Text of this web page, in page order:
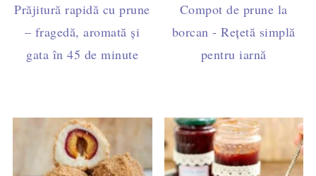
Prăjitură rapidă cu prune
– fragedă, aromată și
gata în 45 de minute
Compot de prune la
borcan - Rețetă simplă
pentru iarnă